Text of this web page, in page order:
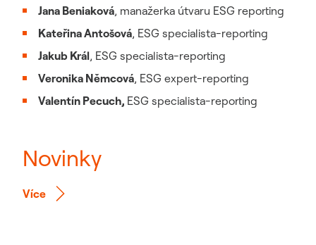
Jana Beniaková, manažerka útvaru ESG reporting
Kateřina Antošová, ESG specialista-reporting
Jakub Král, ESG specialista-reporting
Veronika Němcová, ESG expert-reporting
Valentín Pecuch, ESG specialista-reporting
Novinky
Více